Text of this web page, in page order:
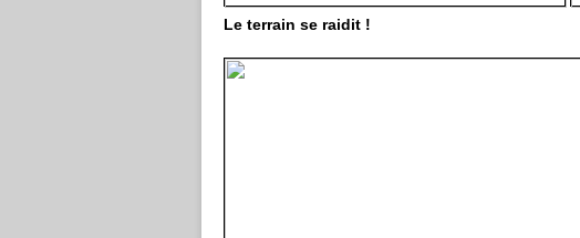
Le terrain se raidit !